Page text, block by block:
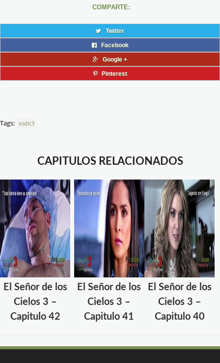
COMPARTE:
Twitter
Facebook
Google +
Pinterest
Tags: esdlc3
CAPITULOS RELACIONADOS
El Señor de los
Cielos 3 –
Capitulo 42
El Señor de los
Cielos 3 –
Capitulo 41
El Señor de los
Cielos 3 –
Capitulo 40